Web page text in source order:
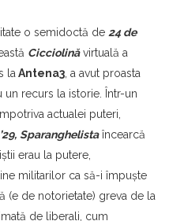
o semidoctă de 24 de
Cicciolinăvirtuală a
la Antena3 , a avut proasta
un recurs la istorie. Într-un
actualei puteri,
Sparanghelistaîncearcă
erau la putere,
militarilor ca să-i împuşte
(e de notorietate) greva de la
de liberali, cum